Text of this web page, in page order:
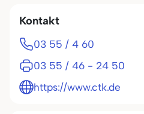
Kontakt
03 55 / 4 60
03 55 / 46 - 24 50
https://www.ctk.de